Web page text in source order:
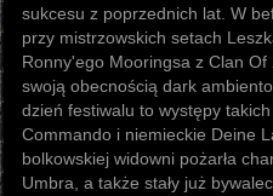
sukcesu z poprzednich lat. W
przy mistrzowskich setach
Ronny'ego Mooringsa z Clan Of
swoją obecnością dark
dzień festiwalu to występy
Commando i niemieckie Deine
bolkowskiej widowni pożarła
Umbra, a także stały już